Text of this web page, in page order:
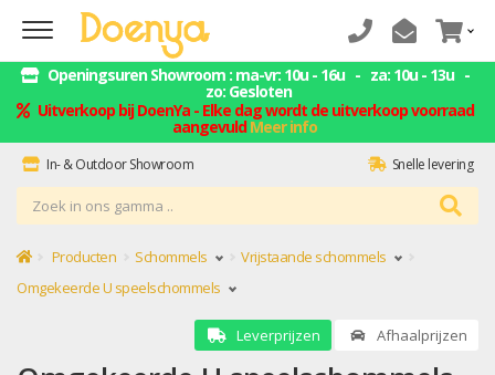
Openingsuren Showroom : ma-vr: 10u - 16u - za: 10u - 13u -
zo: Gesloten
Uitverkoop bij DoenYa - Elke dag wordt de uitverkoop voorraad
aangevuldMeer info
In- & Outdoor Showroom
Snelle levering
Montage service
Producten Schommels
Vrijstaande schommels
Omgekeerde U speelschommels
Leverprijzen Afhaalprijzen